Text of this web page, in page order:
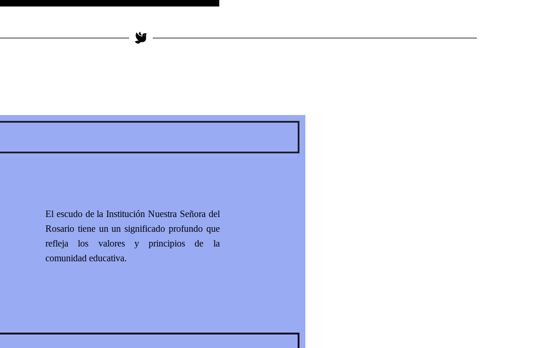
El escudo de la Institución Nuestra Señora del
Rosario tiene un un significado profundo que
refleja los valores y principios de la
comunidad educativa.